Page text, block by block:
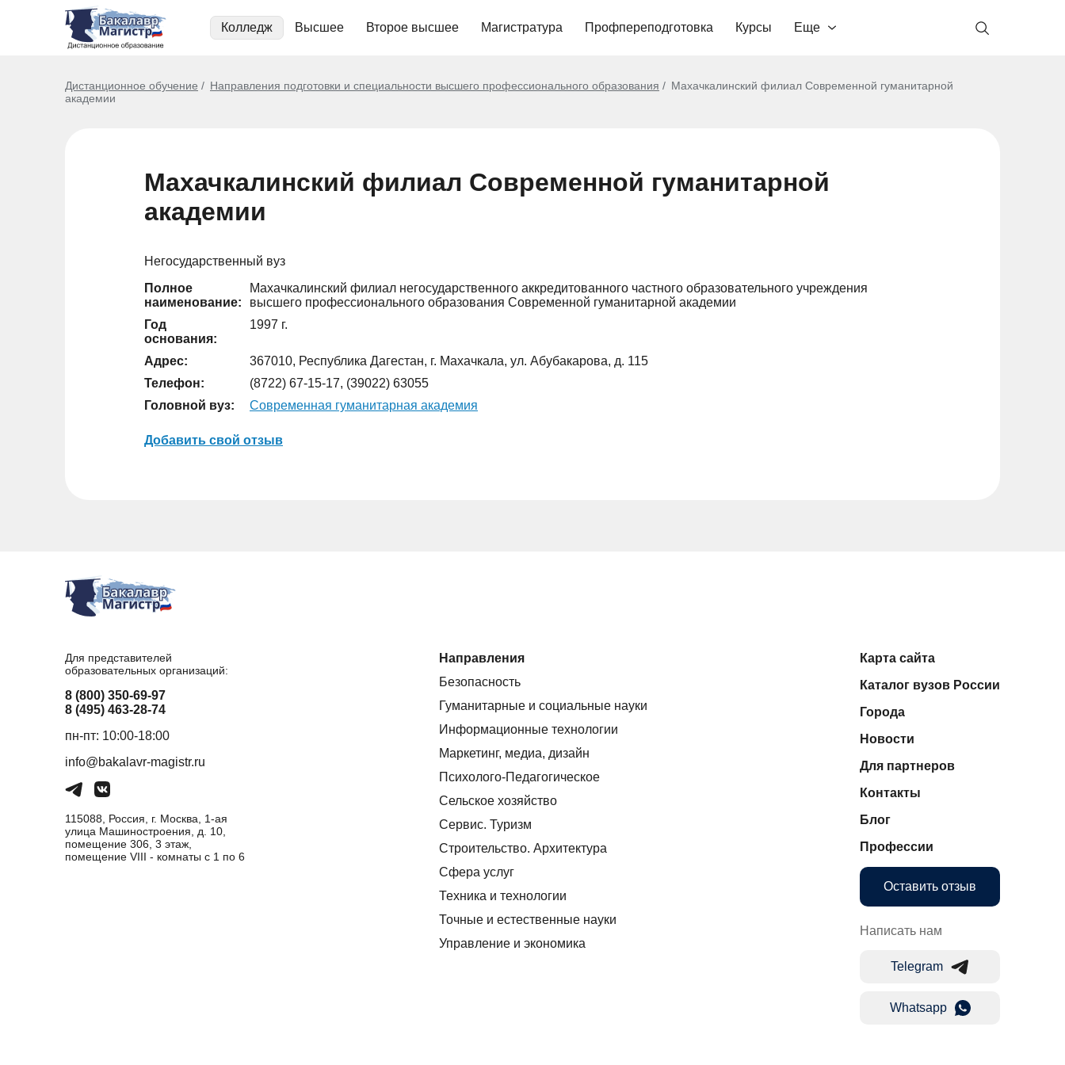
Колледж Высшее Второе высшее Магистратура Профпереподготовка Курсы Еще
Дистанционное обучение Направления подготовки и специальности высшего профессионального образования
Махачкалинский филиал Современной гуманитарной
академии
Махачкалинский филиал Современной гуманитарной
академии
Негосударственный вуз
Полное
наименование:
Махачкалинский филиал негосударственного аккредитованного частного образовательного учреждения
высшего профессионального образования Современной гуманитарной академии
Год
основания:
1997 г.
Адрес:
367010, Республика Дагестан, г. Махачкала, ул. Абубакарова, д. 115
Телефон:
(8722) 67-15-17, (39022) 63055
Головной вуз:
Современная гуманитарная академия
Добавить свой отзыв
Для представителей
образовательных организаций:
8 (800) 350-69-97
8 (495) 463-28-74
пн-пт: 10:00-18:00
info@bakalavr-magistr.ru
115088, Россия, г. Москва, 1-ая
улица Машиностроения, д. 10,
помещение 306, 3 этаж,
помещение VIII - комнаты с 1 по 6
Направления
Безопасность
Гуманитарные и социальные науки
Информационные технологии
Маркетинг, медиа, дизайн
Психолого-Педагогическое
Сельское хозяйство
Сервис. Туризм
Строительство. Архитектура
Сфера услуг
Техника и технологии
Точные и естественные науки
Управление и экономика
Карта сайта
Каталог вузов России
Города
Новости
Для партнеров
Контакты
Блог
Профессии
Оставить отзыв
Написать нам
Telegram
Whatsapp